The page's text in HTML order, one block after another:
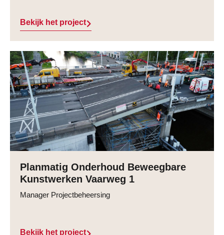
Bekijk het project
Planmatig Onderhoud Beweegbare
Kunstwerken Vaarweg 1
Manager Projectbeheersing
Bekijk het project